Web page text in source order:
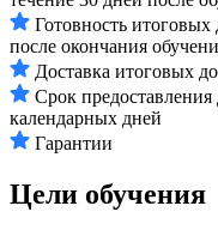
Готовность
после окончания
Доставка итоговых
Срок
календарных дней
Гарантии
Цели обучения